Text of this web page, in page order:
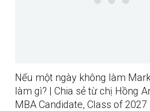
Nếu một ngày không làm
làm gì? | Chia sẻ từ chị Hồng
MBA Candidate, Class of 2027